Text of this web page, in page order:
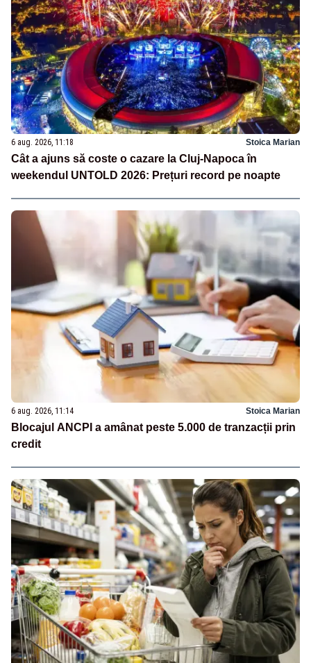
6 aug. 2026, 11:18 Stoica Marian
Cât a ajuns să coste o cazare la Cluj-Napoca în
weekendul UNTOLD 2026: Prețuri record pe noapte
6 aug. 2026, 11:14 Stoica Marian
Blocajul ANCPI a amânat peste 5.000 de tranzacții prin
credit